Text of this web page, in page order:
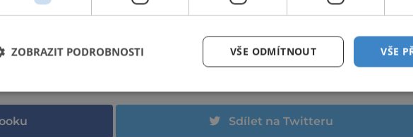
KRAJ OKRES SOKOLOV
Sdílet na Twitteru
VŠE
VŠE ODMÍTNOUT
ZOBRAZIT PODROBNOSTI